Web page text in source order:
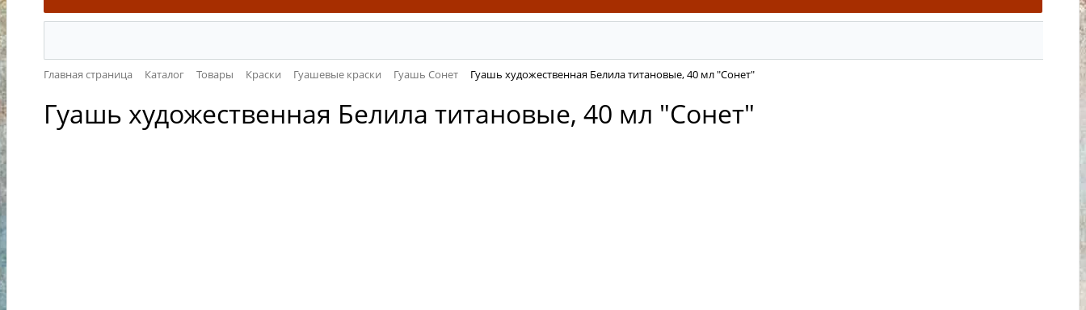
Главная страница Каталог Товары Краски Гуашевые краски Гуашь Сонет Гуашь художественная Белила титановые, 40 мл "Сонет"
Гуашь художественная Белила титановые, 40 мл "Сонет"